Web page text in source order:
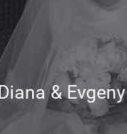
Diana & Evgeny